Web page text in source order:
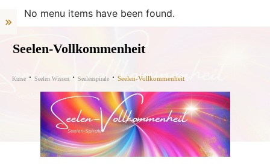
No menu items have been found.
Seelen-Vollkommenheit
Kurse Seelen Wissen Seelenspirale Seelen-Vollkommenheit